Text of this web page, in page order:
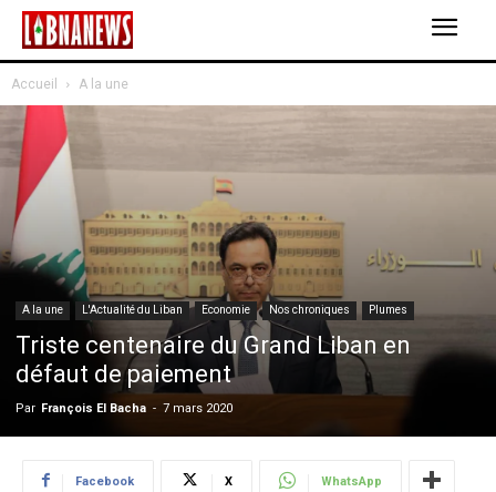
Accueil A la une
A la une L'Actualité du Liban Economie Nos chroniques Plumes
Triste centenaire du Grand Liban en
défaut de paiement
Par François El Bacha - 7 mars 2020
Facebook X WhatsApp